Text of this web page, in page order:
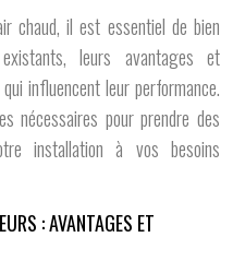
chaud, il est essentiel de bien
leurs avantages et
influencent leur performance.
nécessaires pour prendre des
installation à vos besoins
: AVANTAGES ET